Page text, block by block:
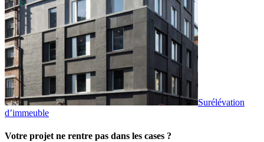
Surélévation
d’immeuble
Votre projet ne rentre pas dans les cases ?